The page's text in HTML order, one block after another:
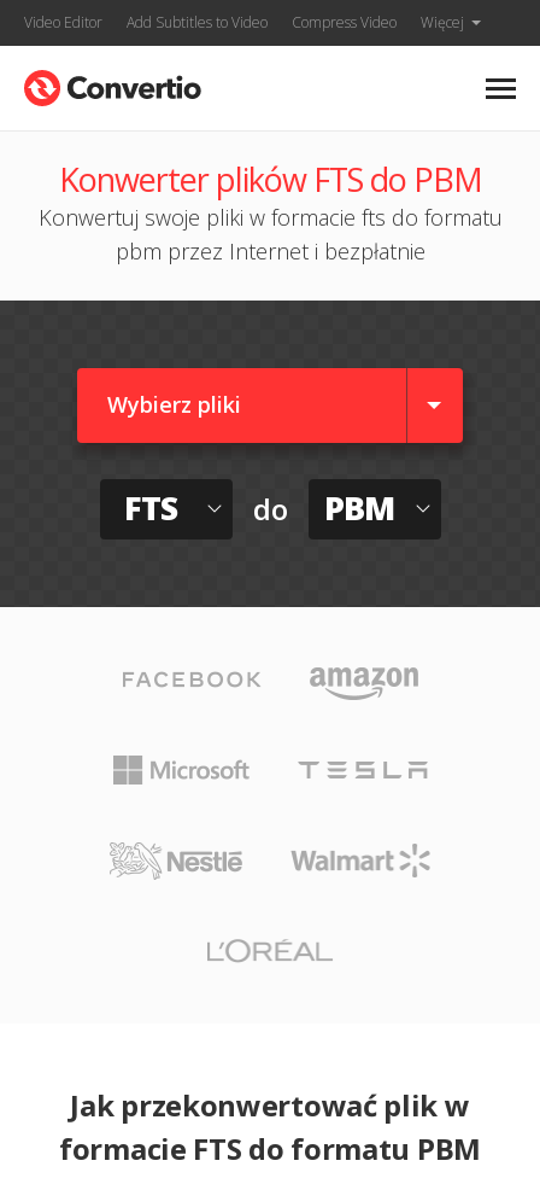
Video Editor Add Subtitles to Video Compress Video Więcej
Konwerter plików FTS do PBM
Konwertuj swoje pliki w formacie fts do formatu
pbm przez Internet i bezpłatnie
Wybierz pliki
FTS do PBM
Jak przekonwertować plik w
formacie FTS do formatu PBM